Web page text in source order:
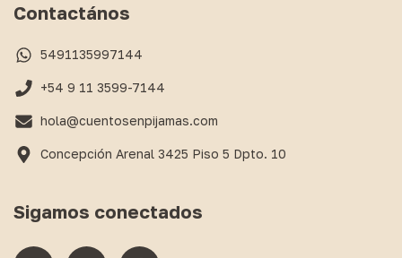
Contactános
5491135997144
+54 9 11 3599-7144
hola@cuentosenpijamas.com
Concepción Arenal 3425 Piso 5 Dpto. 10
Sigamos conectados